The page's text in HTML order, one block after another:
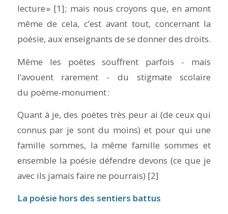
lecture » [1] ; mais nous croyons que, en amont
même de cela, c’est avant tout, concernant la
poésie, aux enseignants de se donner des droits.
Même les poètes souffrent parfois - mais
l’avouent rarement - du stigmate scolaire
du poème-monument:
Quant à je, des poètes très peur ai (de ceux qui
connus par je sont du moins) et pour qui une
famille sommes, la même famille sommes et
ensemble la poésie défendre devons (ce que je
avec ils jamais faire ne pourrais) [2]
La poésie hors des sentiers battus